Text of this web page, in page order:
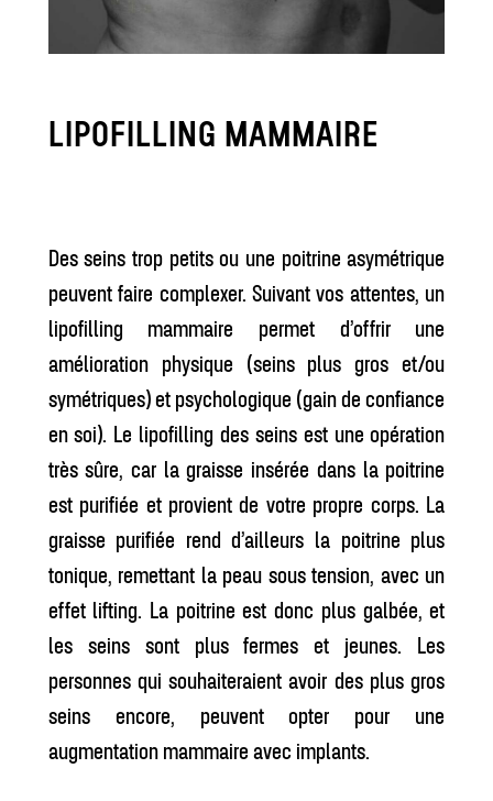
LIPOFILLING MAMMAIRE
Des seins trop petits ou une poitrine asymétrique
peuvent faire complexer. Suivant vos attentes, un
lipofilling mammaire permet d’offrir une
amélioration physique (seins plus gros et/ou
symétriques) et psychologique (gain de confiance
en soi). Le lipofilling des seins est une opération
très sûre, car la graisse insérée dans la poitrine
est purifiée et provient de votre propre corps. La
graisse purifiée rend d’ailleurs la poitrine plus
tonique, remettant la peau sous tension, avec un
effet lifting. La poitrine est donc plus galbée, et
les seins sont plus fermes et jeunes. Les
personnes qui souhaiteraient avoir des plus gros
seins encore, peuvent opter pour une
augmentation mammaire avec implants.